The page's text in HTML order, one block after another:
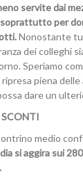
servite dai
per
Nonostante
dei colleghi
Speriamo
ripresa piena
dare un
SCONTI
medio
si aggira sui